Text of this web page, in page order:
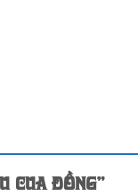
cua đồng”